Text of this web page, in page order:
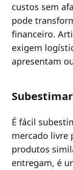
custos sem
pode
financeiro.
exigem
apresentam
É fácil
mercado livre
produtos
entregam, é